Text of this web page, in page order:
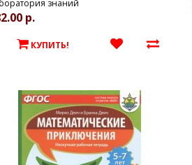
знаний
р.
КУПИТЬ!